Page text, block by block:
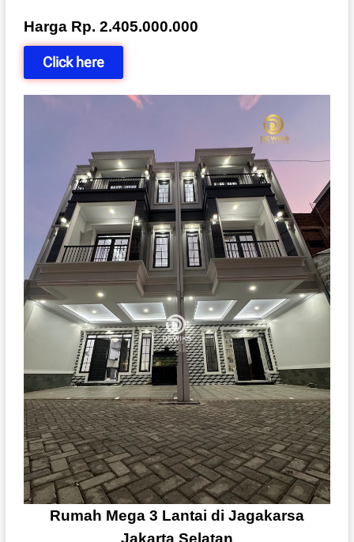
Harga Rp. 2.405.000.000
Click here
Rumah Mega 3 Lantai di Jagakarsa
Jakarta Selatan